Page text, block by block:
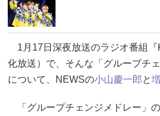
1月17日深夜放送のラジオ番組『
化放送）で、そんな「グループチ
について、NEWSの小山慶一郎と
「グループチェンジメドレー」